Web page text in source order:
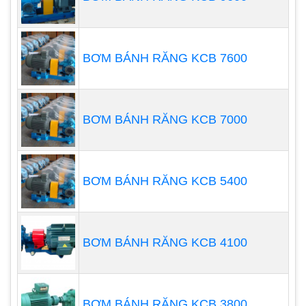
120oC. Bơm vận hành ổn định, có cấu tạo hợp lý,
hiệu suất cao, dễ tháo lắp và bảo trì, tuổi thọ cao…
Lưu lượng tối đa của dòng bơm hóa chất IHFlên
đến 480m3/h và áp lực tối đa lên đến 82m.
BƠM BÁNH RĂNG KCB 7600
BƠM BÁNH RĂNG KCB 7000
BƠM BÁNH RĂNG KCB 5400
BƠM BÁNH RĂNG KCB 4100